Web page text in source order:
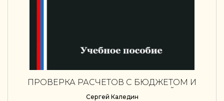
ПРОВЕРКА РАСЧЕТОВ С БЮДЖЕТОМ И
ВНЕБЮДЖЕТНЫХ ПЛАТЕЖЕЙ
Сергей Каледин